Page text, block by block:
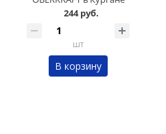
244 руб.
шт
В корзину